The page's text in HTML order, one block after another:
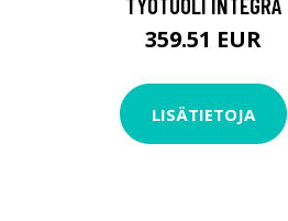
359.51 EUR
LISÄTIETOJA